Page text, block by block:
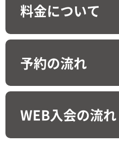
料金について
予約の流れ
WEB入会の流れ